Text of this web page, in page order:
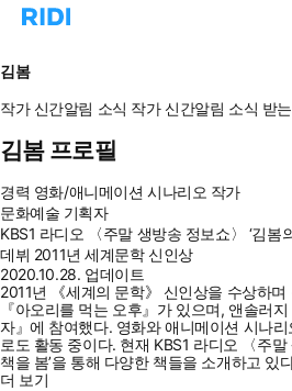
리
으
로
이
동
김봄
작가 신간알림 소식 작가 신간알림 소식 받
김봄 프로필
경력 영화/애니메이션 시나리오 작가
문화예술 기획자
KBS1 라디오 〈주말 생방송 정보쇼〉 ‘김봄
데뷔 2011년 세계문학 신인상
2020.10.28. 업데이트
2011년 《세계의 문학》 신인상을 수상하
『아오리를 먹는 오후』가 있으며, 앤솔러
자』에 참여했다. 영화와 애니메이션 시나
로도 활동 중이다. 현재 KBS1 라디오 〈주
책을 봄’을 통해 다양한 책들을 소개하고 있
더 보기